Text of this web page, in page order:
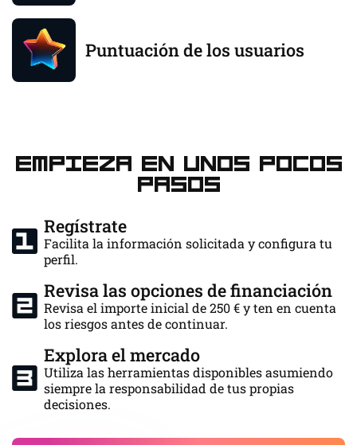
Puntuación de los usuarios
Empieza en unos pocos
pasos
Regístrate
Facilita la información solicitada y configura tu
perfil.
Revisa las opciones de financiación
Revisa el importe inicial de 250 € y ten en cuenta
los riesgos antes de continuar.
Explora el mercado
Utiliza las herramientas disponibles asumiendo
siempre la responsabilidad de tus propias
decisiones.